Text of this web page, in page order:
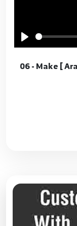
06.[ Arabic Tutorial Create Template 2 ] 06 - Make
02.[ Arabic Tutorial Create Template 2 ] 02 -